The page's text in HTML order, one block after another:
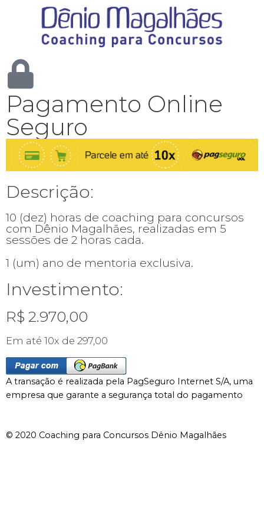
Pagamento Online
Seguro
Descrição:
10 (dez) horas de coaching para concursos
com Dênio Magalhães, realizadas em 5
sessões de 2 horas cada.
1 (um) ano de mentoria exclusiva.
Investimento:
R$ 2.970,00
Em até 10x de 297,00
A transação é realizada pela PagSeguro Internet S/A, uma
empresa que garante a segurança total do pagamento
© 2020 Coaching para Concursos Dênio Magalhães